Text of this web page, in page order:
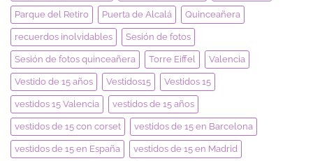
Parque del Retiro Puerta de Alcalá Quinceañera
recuerdos inolvidables Sesión de fotos
Sesión de fotos quinceañera Torre Eiffel Valencia
Vestido de 15 años Vestidos15 Vestidos 15
vestidos 15 Valencia vestidos de 15 años
vestidos de 15 con corset vestidos de 15 en Barcelona
vestidos de 15 en España vestidos de 15 en Madrid